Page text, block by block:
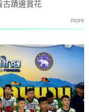
古蹟邊賞花
more